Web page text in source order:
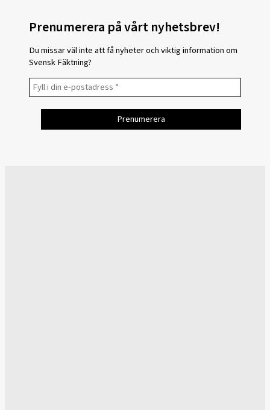
Prenumerera på vårt nyhetsbrev!
Du missar väl inte att få nyheter och viktig information om
Svensk Fäktning?